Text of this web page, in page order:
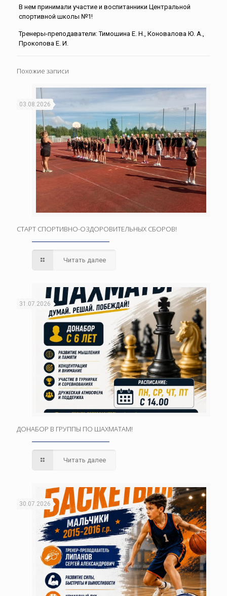
В нем принимали участие и воспитанники Центральной
спортивной школы №1!
Тренеры-преподаватели: Тимошина Е. Н., Коновалова Ю. А.,
Прокопова Е. И.
Похожие записи
03.08.2026
СТАРТ СПОРТИВНО-ОЗДОРОВИТЕЛЬНЫХ СБОРОВ!
Читать далее
31.07.2026
ДОНАБОР В ГРУППЫ ПО ШАХМАТАМ!
Читать далее
30.07.2026